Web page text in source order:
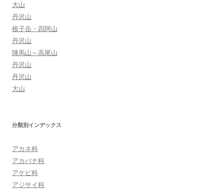
大山
丹沢山
根子岳・四阿山
丹沢山
陣馬山～高尾山
丹沢山
丹沢山
大山
分類別インデックス
アカネ科
アカバナ科
アケビ科
アジサイ科